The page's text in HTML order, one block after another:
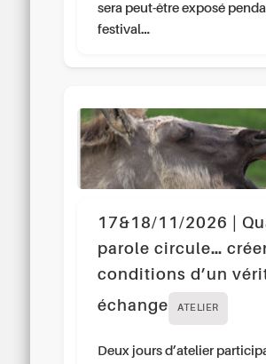
sera peut-être exposé
festival…
17&18/11/2026 |
parole circule…
conditions d’un
échange
ATELIER
Deux jours d’atelier